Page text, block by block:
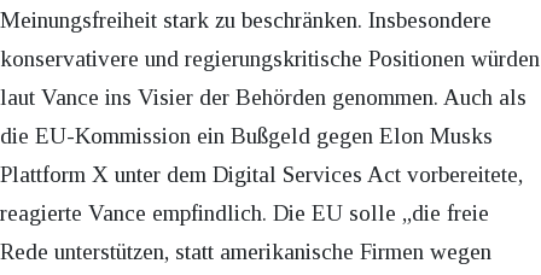
Meinungsfreiheit stark zu beschränken. Insbesondere
konservativere und regierungskritische Positionen würden
laut Vance ins Visier der Behörden genommen. Auch als
die EU-Kommission ein Bußgeld gegen Elon Musks
Plattform X unter dem Digital Services Act vorbereitete,
reagierte Vance empfindlich. Die EU solle „die freie
Rede unterstützen, statt amerikanische Firmen wegen